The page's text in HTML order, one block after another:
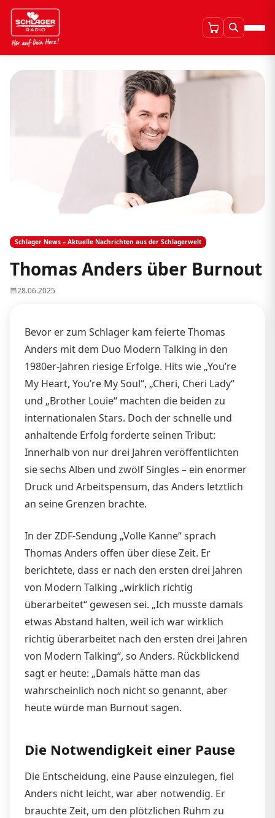
Schlager News – Aktuelle Nachrichten aus der Schlagerwelt
Thomas Anders über Burnout
28.06.2025
Bevor er zum Schlager kam feierte Thomas
Anders mit dem Duo Modern Talking in den
1980er-Jahren riesige Erfolge. Hits wie „You’re
My Heart, You’re My Soul“, „Cheri, Cheri Lady“
und „Brother Louie“ machten die beiden zu
internationalen Stars. Doch der schnelle und
anhaltende Erfolg forderte seinen Tribut:
Innerhalb von nur drei Jahren veröffentlichten
sie sechs Alben und zwölf Singles – ein enormer
Druck und Arbeitspensum, das Anders letztlich
an seine Grenzen brachte.
In der ZDF-Sendung „Volle Kanne“ sprach
Thomas Anders offen über diese Zeit. Er
berichtete, dass er nach den ersten drei Jahren
von Modern Talking „wirklich richtig
überarbeitet“ gewesen sei. „Ich musste damals
etwas Abstand halten, weil ich war wirklich
richtig überarbeitet nach den ersten drei Jahren
von Modern Talking“, so Anders. Rückblickend
sagt er heute: „Damals hätte man das
wahrscheinlich noch nicht so genannt, aber
heute würde man Burnout sagen.
Die Notwendigkeit einer Pause
Die Entscheidung, eine Pause einzulegen, fiel
Anders nicht leicht, war aber notwendig. Er
brauchte Zeit, um den plötzlichen Ruhm zu